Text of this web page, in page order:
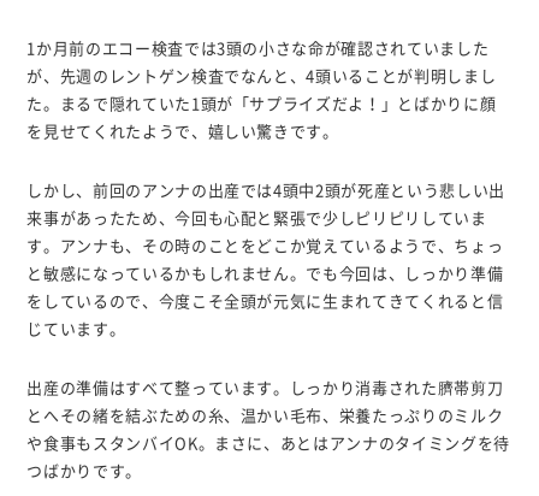
1か月前のエコー検査では3頭の小さな命が確認されていました
が、先週のレントゲン検査でなんと、4頭いることが判明しまし
た。まるで隠れていた1頭が「サプライズだよ！」とばかりに顔
を見せてくれたようで、嬉しい驚きです。
しかし、前回のアンナの出産では4頭中2頭が死産という悲しい出
来事があったため、今回も心配と緊張で少しピリピリしていま
す。アンナも、その時のことをどこか覚えているようで、ちょっ
と敏感になっているかもしれません。でも今回は、しっかり準備
をしているので、今度こそ全頭が元気に生まれてきてくれると信
じています。
出産の準備はすべて整っています。しっかり消毒された臍帯剪刀
とへその緒を結ぶための糸、温かい毛布、栄養たっぷりのミルク
や食事もスタンバイOK。まさに、あとはアンナのタイミングを待
つばかりです。